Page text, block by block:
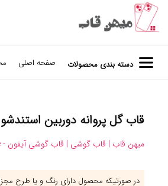
دسته بندی محصولات صفحه اصلی
قاب گل پروانه دوربین استندشو - کد
میهن قاب | قاب گوشی | قاب گوشی آیفون - iPhone case |
در صورتیکه محصول دارای رنگ و یا طرح